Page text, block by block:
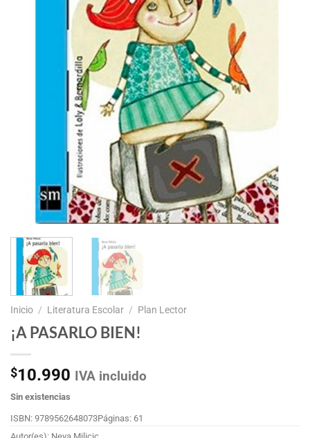
Inicio / Literatura Escolar / Plan Lector
¡A PASARLO BIEN!
$10.990 IVA incluido
Sin existencias
ISBN: 9789562648073Páginas: 61